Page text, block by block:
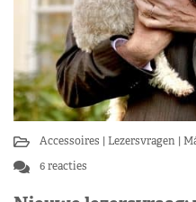
Accessoires Lezersvragen
6 reacties